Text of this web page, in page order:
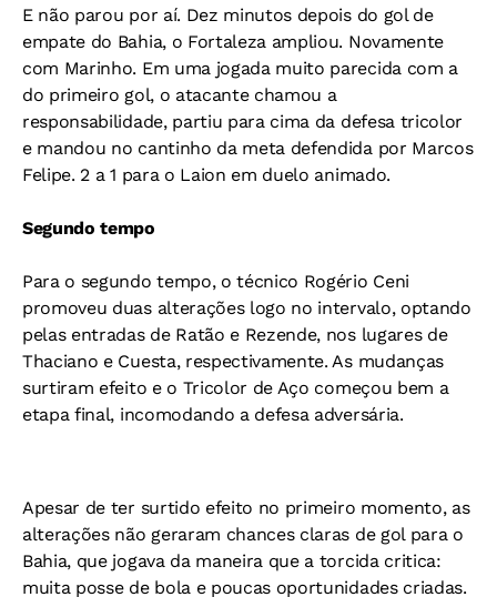
E não parou por aí. Dez minutos depois do gol de
empate do Bahia, o Fortaleza ampliou. Novamente
com Marinho. Em uma jogada muito parecida com a
do primeiro gol, o atacante chamou a
responsabilidade, partiu para cima da defesa tricolor
e mandou no cantinho da meta defendida por Marcos
Felipe. 2 a 1 para o Laion em duelo animado.
Segundo tempo
Para o segundo tempo, o técnico Rogério Ceni
promoveu duas alterações logo no intervalo, optando
pelas entradas de Ratão e Rezende, nos lugares de
Thaciano e Cuesta, respectivamente. As mudanças
surtiram efeito e o Tricolor de Aço começou bem a
etapa final, incomodando a defesa adversária.
Apesar de ter surtido efeito no primeiro momento, as
alterações não geraram chances claras de gol para o
Bahia, que jogava da maneira que a torcida critica:
muita posse de bola e poucas oportunidades criadas.